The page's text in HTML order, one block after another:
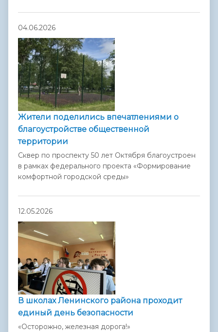
04.06.2026
Жители поделились впечатлениями о
благоустройстве общественной
территории
Сквер по проспекту 50 лет Октября благоустроен
в рамках федерального проекта «Формирование
комфортной городской среды»
12.05.2026
В школах Ленинского района проходит
единый день безопасности
«Осторожно, железная дорога!»